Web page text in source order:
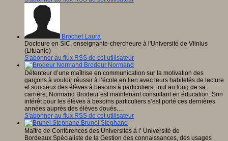
Brochet Laura
Docteure en SIC, enseignante-chercheure à l'Université de Vilnius
(Lituanie)
S'abonner au flux RSS de cet utilisateur
Brodeur Normand
Détenteur d’une maîtrise en communication sur la motivation des
garçons à vouloir réussir à l’école en lien avec leurs habiletés de lecture
et soucieux des élèves à besoins à particuliers, tout au long de sa
carrière, Normand Brodeur est maintenant consultant en éducation. Son
intérêt pour les élèves à besoins particuliers s’est porté ces dernières
années auprès des élèves doués.…
S'abonner au flux RSS de cet utilisateur
Brunel Stephane
Maître de Conférences des Universités à l’ Université de
Bordeaux.Spécialiste de la Gestion des connaissances, des usages